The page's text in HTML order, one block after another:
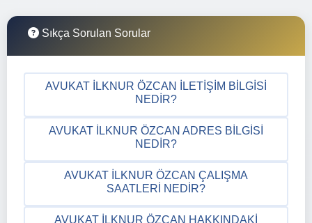
Sıkça Sorulan Sorular
AVUKAT İLKNUR ÖZCAN İLETIŞIM BILGISI
NEDIR?
AVUKAT İLKNUR ÖZCAN ADRES BILGISI
NEDIR?
AVUKAT İLKNUR ÖZCAN ÇALIŞMA
SAATLERI NEDIR?
AVUKAT İLKNUR ÖZCAN HAKKINDAKI